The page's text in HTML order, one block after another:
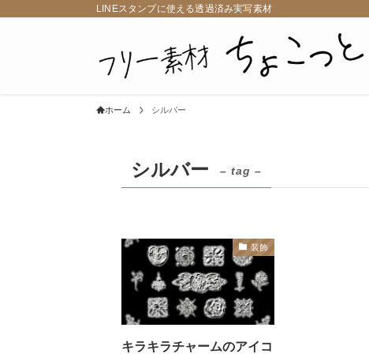
LINEスタンプに使える透過済み実写素材
ホーム シルバー
シルバー – tag –
装飾
キラキラチャームのアイコ